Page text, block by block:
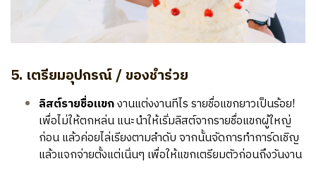
5. เตรียมอุปกรณ์ / ของชำร่วย
ลิสต์รายชื่อแขกงานแต่งงานทีไร รายชื่อแขกยาวเป็นร้อย!
เพื่อไม่ให้ตกหล่น แนะนำให้เริ่มลิสต์จากรายชื่อแขกผู้ใหญ่
ก่อน แล้วค่อยไล่เรียงตามลำดับ จากนั้นจัดการทำการ์ดเชิญ
แล้วแจกจ่ายตั้งแต่เนิ่นๆ เพื่อให้แขกเตรียมตัวก่อนถึงวันงาน